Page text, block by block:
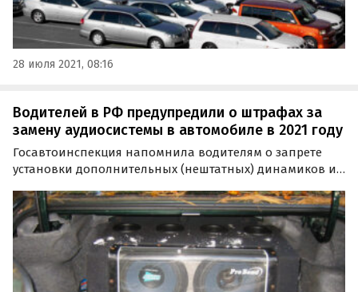
28 июля 2021, 08:16
Водителей в РФ предупредили о штрафах за
замену аудиосистемы в автомобиле в 2021 году
Госавтоинспекция напомнила водителям о запрете
установки дополнительных (нештатных) динамиков и
регистрации.